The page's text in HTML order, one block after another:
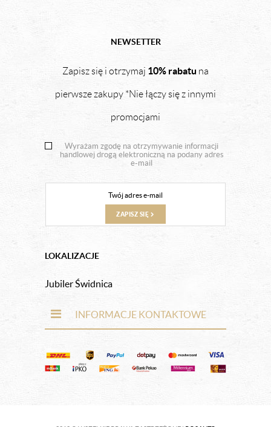
NEWSETTER
Zapisz się i otrzymaj 10% rabatu na
pierwsze zakupy *Nie łączy się z innymi
promocjami
Wyrażam zgodę na otrzymywanie informacji
handlowej drogą elektroniczną na podany adres
e-mail
ZAPISZ SIĘ
LOKALIZACJE
Jubiler Świdnica
INFORMACJE KONTAKTOWE